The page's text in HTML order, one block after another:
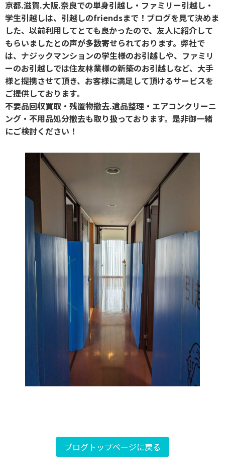
京都.滋賀.大阪.奈良での単身引越し・ファミリー引越し・
学生引越しは、引越しのfriendsまで！ブログを見て決めま
した、以前利用してとても良かったので、友人に紹介して
もらいましたとの声が多数寄せられております。弊社で
は、ナジックマンションの学生様のお引越しや、ファミリ
ーのお引越しでは住友林業様の新築のお引越しなど、大手
様と提携させて頂き、お客様に満足して頂けるサービスを
ご提供しております。
不要品回収買取・残置物撤去.遺品整理・エアコンクリーニ
ング・不用品処分撤去も取り扱っております。是非御一緒
にご検討ください！
ブログトップページに戻る